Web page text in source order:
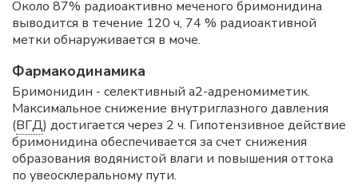
Около 87% радиоактивно меченого бримонидина
выводится в течение 120 ч, 74 % радиоактивной
метки обнаруживается в моче.
Фармакодинамика
Бримонидин - селективный а2-адреномиметик.
Максимальное снижение внутриглазного давления
(ВГД) достигается через 2 ч. Гипотензивное действие
бримонидина обеспечивается за счет снижения
образования водянистой влаги и повышения оттока
по увеосклеральному пути.